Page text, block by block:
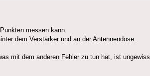
messen kann.
dem Verstärker und an der Antennendose.
mit dem anderen Fehler zu tun hat, ist ungewiss.